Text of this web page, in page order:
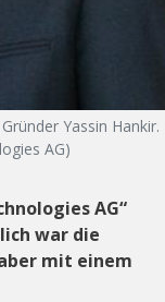
Yassin Hankir.
AG)
AG“
war die
mit einem